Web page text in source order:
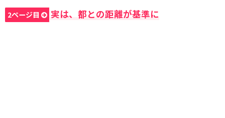
2ページ目 実は、都との距離が基準に